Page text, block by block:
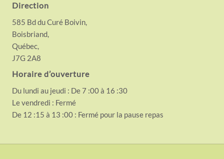
Direction
585 Bd du Curé Boivin,
Boisbriand,
Québec,
J7G 2A8
Horaire d’ouverture
Du lundi au jeudi : De 7 :00 à 16 :30
Le vendredi : Fermé
De 12 :15 à 13 :00 : Fermé pour la pause repas